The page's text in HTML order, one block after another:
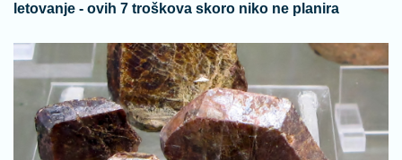
letovanje - ovih 7 troškova skoro niko ne planira